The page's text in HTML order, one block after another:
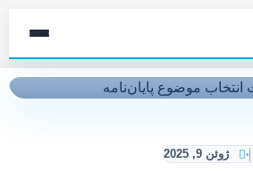
ژوئن 9, 2025